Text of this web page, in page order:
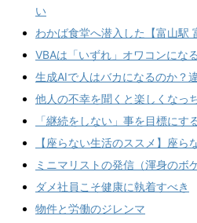
い
わかば食堂へ潜入した【富山駅
VBAは「いずれ」オワコンにな
生成AIで人はバカになるのか？
他人の不幸を聞くと楽しくなっ
「継続をしない」事を目標にす
【座らない生活のススメ】座ら
ミニマリストの発信（渾身のボ
ダメ社員こそ健康に執着すべき
物件と労働のジレンマ